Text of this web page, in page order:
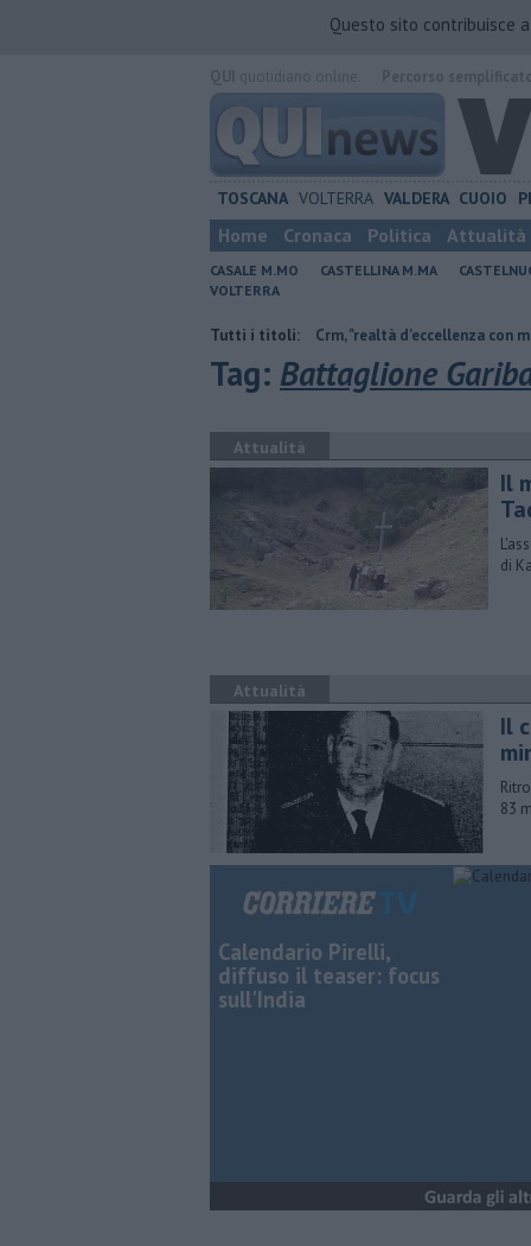
Questo sito contribuisce
TOSCANA VOLTERRA VALDERA CUOIO
Home Cronaca Politica Attualità
CASALE M.MO CASTELLINA M.MA
VOLTERRA
Tutti i titoli:
Crm, "realtà d'eccellenza con molti servizi
Tag: Battaglione
Attualità
Il
di
Attualità
Il
83
Calendario Pirelli,
diffuso il teaser: focus
sull'India